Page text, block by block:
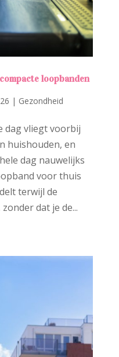
loopbanden
| Gezondheid
dag vliegt voorbij
huishouden, en
dag nauwelijks
voor thuis
terwijl de
dat je de...